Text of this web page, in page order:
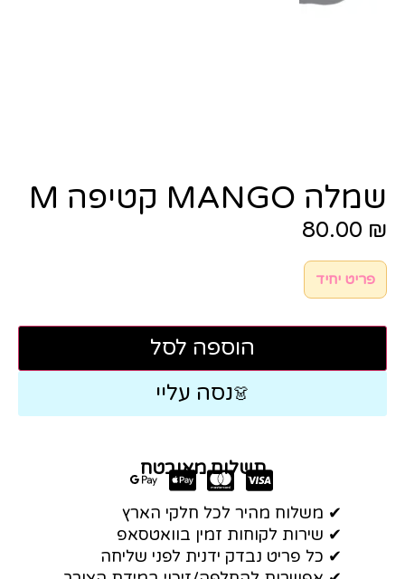
שמלה MANGO קטיפה M
80.00 ₪
פריט יחיד
הוספה לסל
👗נסה עליי
תשלום מאובטח
✔ משלוח מהיר לכל חלקי הארץ
✔ שירות לקוחות זמין בוואטסאפ
✔ כל פריט נבדק ידנית לפני שליחה